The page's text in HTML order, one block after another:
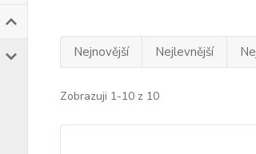
Nejnovější Nejlevnější
Zobrazuji 1-10 z 10